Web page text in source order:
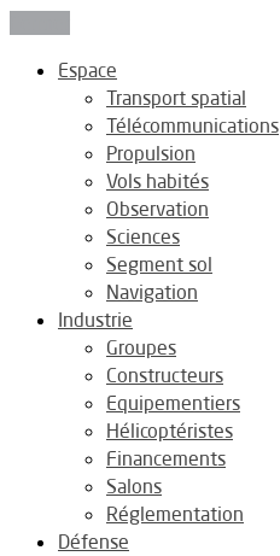
Espace
Transport spatial
Télécommunications
Propulsion
Vols habités
Observation
Sciences
Segment sol
Navigation
Industrie
Groupes
Constructeurs
Equipementiers
Hélicoptéristes
Financements
Salons
Réglementation
Défense